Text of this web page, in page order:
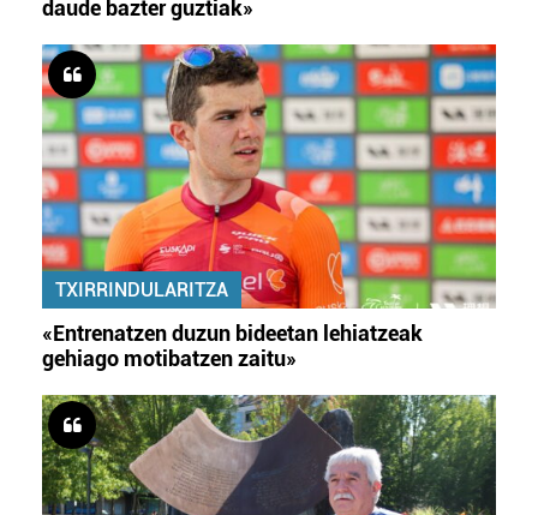
daude bazter guztiak»
TXIRRINDULARITZA
«Entrenatzen duzun bideetan lehiatzeak
gehiago motibatzen zaitu»